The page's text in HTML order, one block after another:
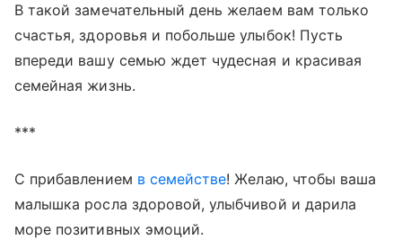
В такой замечательный день желаем вам только
счастья, здоровья и побольше улыбок! Пусть
впереди вашу семью ждет чудесная и красивая
семейная жизнь.
***
С прибавлением в семействе! Желаю, чтобы ваша
малышка росла здоровой, улыбчивой и дарила
море позитивных эмоций.